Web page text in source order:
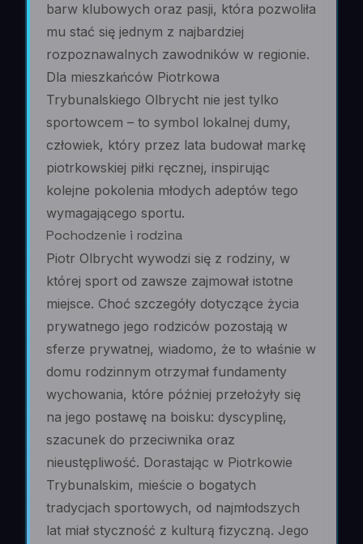
barw klubowych oraz pasji, która pozwoliła
mu stać się jednym z najbardziej
rozpoznawalnych zawodników w regionie.
Dla mieszkańców Piotrkowa
Trybunalskiego Olbrycht nie jest tylko
sportowcem – to symbol lokalnej dumy,
człowiek, który przez lata budował markę
piotrkowskiej piłki ręcznej, inspirując
kolejne pokolenia młodych adeptów tego
wymagającego sportu.
Pochodzenie i rodzina
Piotr Olbrycht wywodzi się z rodziny, w
której sport od zawsze zajmował istotne
miejsce. Choć szczegóły dotyczące życia
prywatnego jego rodziców pozostają w
sferze prywatnej, wiadomo, że to właśnie w
domu rodzinnym otrzymał fundamenty
wychowania, które później przełożyły się
na jego postawę na boisku: dyscyplinę,
szacunek do przeciwnika oraz
nieustępliwość. Dorastając w Piotrkowie
Trybunalskim, mieście o bogatych
tradycjach sportowych, od najmłodszych
lat miał styczność z kulturą fizyczną. Jego